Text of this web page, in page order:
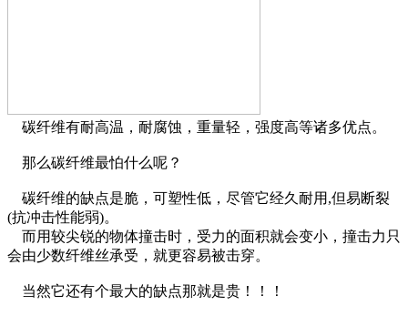
碳纤维有耐高温，耐腐蚀，重量轻，强度高等诸多优点。
那么碳纤维最怕什么呢？
碳纤维的缺点是脆，可塑性低，尽管它经久耐用,但易断裂
(抗冲击性能弱)。
而用较尖锐的物体撞击时，受力的面积就会变小，撞击力只
会由少数纤维丝承受，就更容易被击穿。
当然它还有个最大的缺点那就是贵！！！